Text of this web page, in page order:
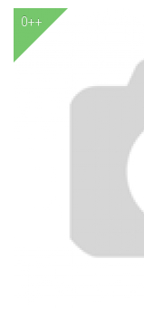
0++